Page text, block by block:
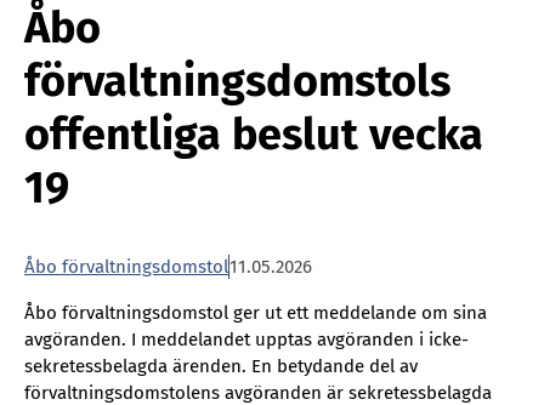
Åbo
förvaltningsdomstols
offentliga beslut vecka
19
Åbo förvaltningsdomstol11.05.2026
Åbo förvaltningsdomstol ger ut ett meddelande om sina
avgöranden. I meddelandet upptas avgöranden i icke-
sekretessbelagda ärenden. En betydande del av
förvaltningsdomstolens avgöranden är sekretessbelagda